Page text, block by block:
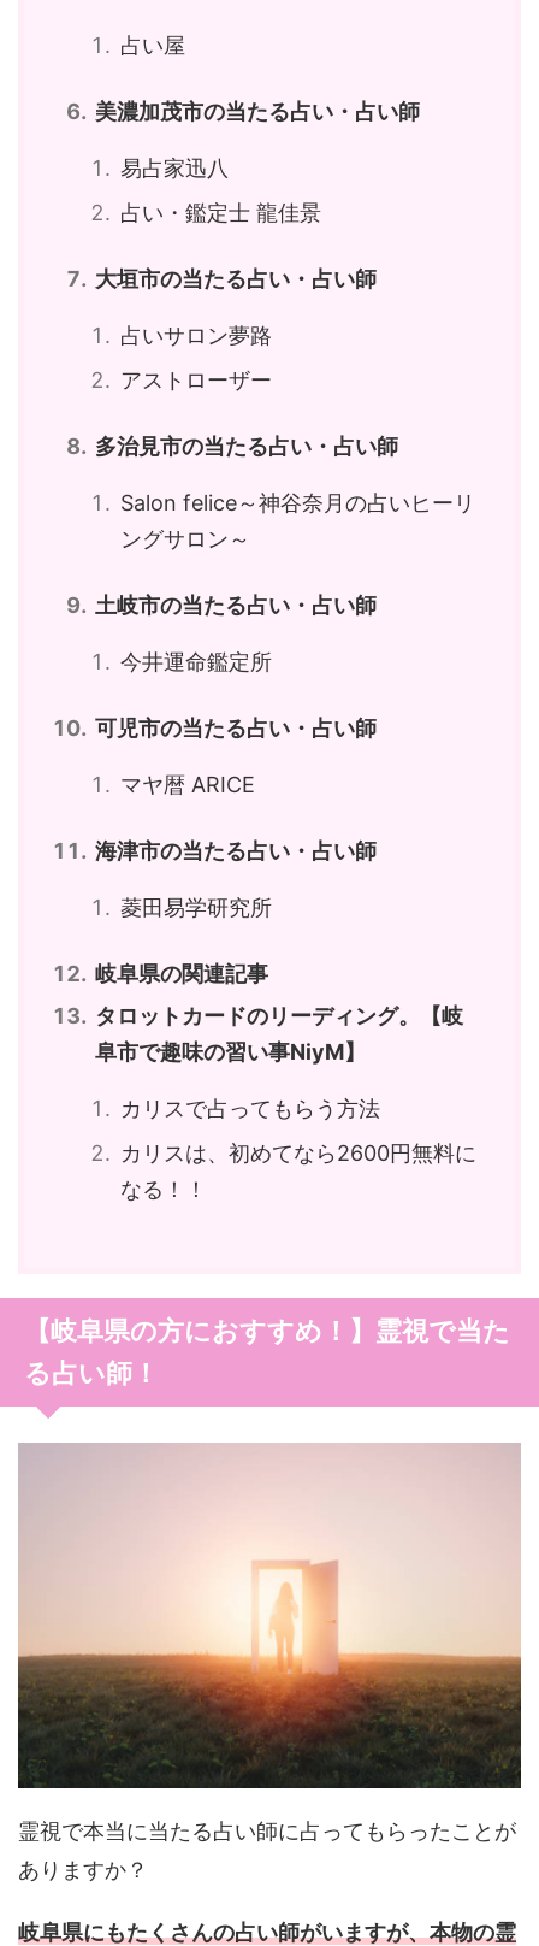
占い屋
美濃加茂市の当たる占い・占い師
易占家迅八
占い・鑑定士 龍佳景
大垣市の当たる占い・占い師
占いサロン夢路
アストローザー
多治見市の当たる占い・占い師
Salon felice～神谷奈月の占いヒーリ
ングサロン～
土岐市の当たる占い・占い師
今井運命鑑定所
可児市の当たる占い・占い師
マヤ暦 ARICE
海津市の当たる占い・占い師
菱田易学研究所
岐阜県の関連記事
タロットカードのリーディング。【岐
阜市で趣味の習い事NiyM】
カリスで占ってもらう方法
カリスは、初めてなら2600円無料に
なる！！
【岐阜県の方におすすめ！】霊視で当た
る占い師！
霊視で本当に当たる占い師に占ってもらったことが
ありますか？
岐阜県にもたくさんの占い師がいますが、本物の霊